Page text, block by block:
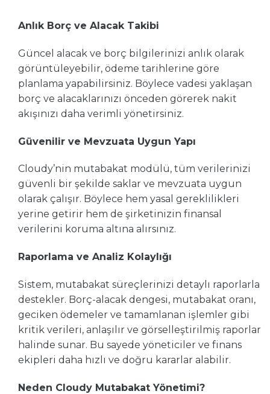
Anlık Borç ve Alacak Takibi
Güncel alacak ve borç bilgilerinizi anlık olarak
görüntüleyebilir, ödeme tarihlerine göre
planlama yapabilirsiniz. Böylece vadesi yaklaşan
borç ve alacaklarınızı önceden görerek nakit
akışınızı daha verimli yönetirsiniz.
Güvenilir ve Mevzuata Uygun Yapı
Cloudy’nin mutabakat modülü, tüm verilerinizi
güvenli bir şekilde saklar ve mevzuata uygun
olarak çalışır. Böylece hem yasal gereklilikleri
yerine getirir hem de şirketinizin finansal
verilerini koruma altına alırsınız.
Raporlama ve Analiz Kolaylığı
Sistem, mutabakat süreçlerinizi detaylı raporlarla
destekler. Borç-alacak dengesi, mutabakat oranı,
geciken ödemeler ve tamamlanan işlemler gibi
kritik verileri, anlaşılır ve görselleştirilmiş raporlar
halinde sunar. Bu sayede yöneticiler ve finans
ekipleri daha hızlı ve doğru kararlar alabilir.
Neden Cloudy Mutabakat Yönetimi?